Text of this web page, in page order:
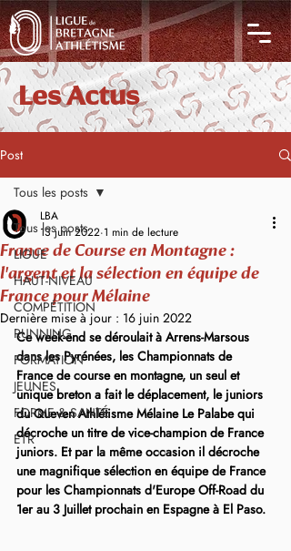
Les Actus
Post
Tous les posts
LIGUE
HAUT-NIVEAU
COMPÉTITION
RUNNING
FORMATION
JEUNES
FORME & SANTÉ
ETR
Tous les posts
France de Course en Montagne :
l'argent et la sélection en équipe de
France pour Mélaine
LBA
13 juin 2022 1 min de lecture
Dernière mise à jour : 16 juin 2022
Ce week-end se déroulait à Arrens-Marsous
dans les Pyrénées, les Championnats de
France de course en montagne, un seul et
unique breton a fait le déplacement, le juniors
du Queven Athlétisme Mélaine Le Palabe qui
décroche un titre de vice-champion de France
juniors. Et par la même occasion il décroche
une magnifique sélection en équipe de France
pour les Championnats d'Europe Off-Road du
1er au 3 Juillet prochain en Espagne à El Paso.